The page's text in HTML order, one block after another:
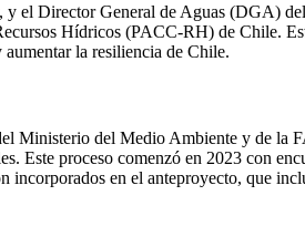
el Director General de Aguas (DGA)
Hídricos (PACC-RH) de Chile.
la resiliencia de Chile.
del Medio Ambiente y de la
proceso comenzó en 2023 con
incorporados en el anteproyecto, que